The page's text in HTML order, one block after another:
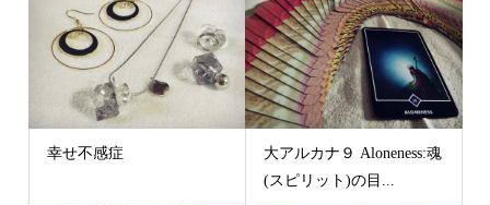
幸せ不感症
大アルカナ９ Aloneness:魂
(スピリット)の目...